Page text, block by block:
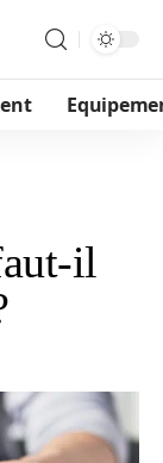
il